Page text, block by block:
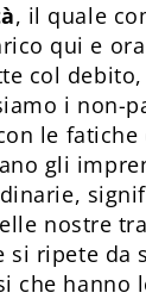
, il quale
qui e
col
i non-
le
gli
nostre
ripete
che